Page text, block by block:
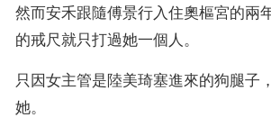
然而安禾跟隨傅景行入住奧樞宮的兩
的戒尺就只打過她一個人。
只因女主管是陸美琦塞進來的狗腿子
她。